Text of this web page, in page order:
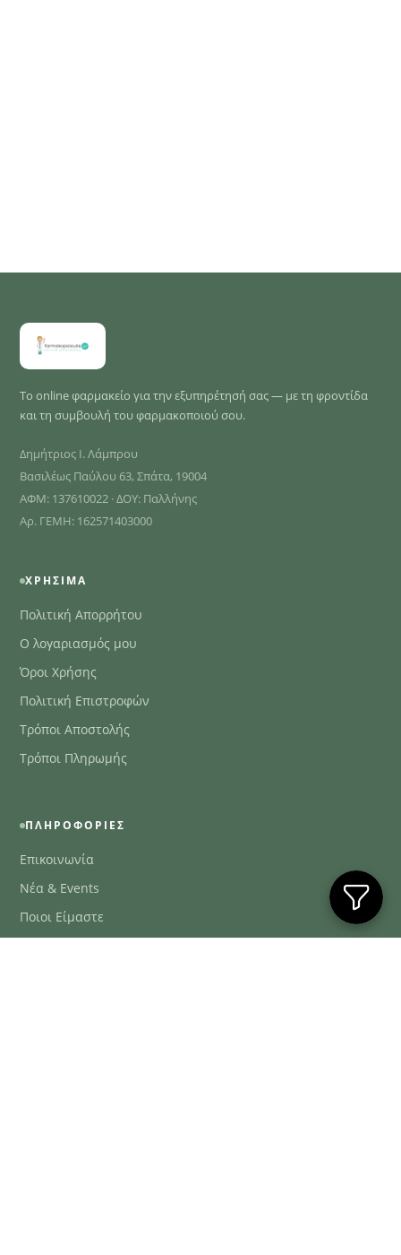
Το online φαρμακείο για την εξυπηρέτησή σας — με τη φροντίδα
και τη συμβουλή του φαρμακοποιού σου.
Δημήτριος Ι. Λάμπρου
Βασιλέως Παύλου 63, Σπάτα, 19004
ΑΦΜ: 137610022 · ΔΟΥ: Παλλήνης
Αρ. ΓΕΜΗ: 162571403000
ΧΡΉΣΙΜΑ
Πολιτική Απορρήτου
Ο λογαριασμός μου
Όροι Χρήσης
Πολιτική Επιστροφών
Τρόποι Αποστολής
Τρόποι Πληρωμής
ΠΛΗΡΟΦΟΡΊΕΣ
Επικοινωνία
Νέα & Events
Ποιοι Είμαστε